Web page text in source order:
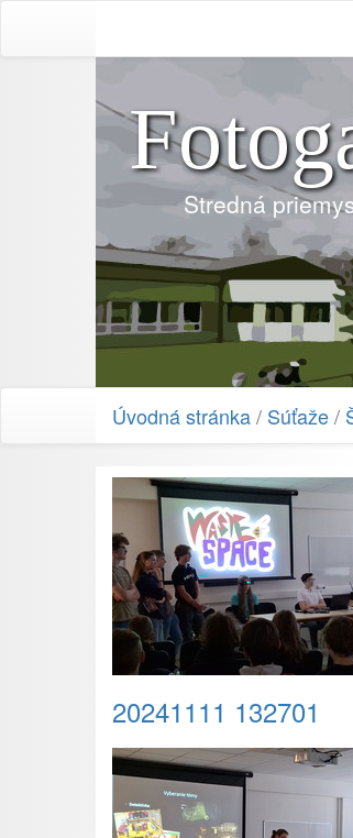
Stredná
Úvodná stránka/ Súťaže/
20241111 132701